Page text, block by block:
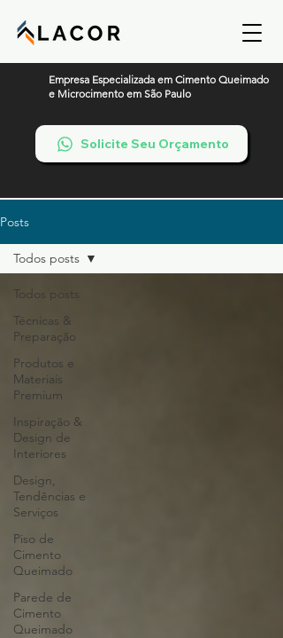
Empresa Especializada em Cimento Queimado
e Microcimento em São Paulo
Solicite Seu Orçamento
Posts
Todos posts
Técnicas &
Preparação
Produtos e
Materiais
Premium
Inspiração &
Design de
Interiores
Design,
Tendências e
Serviços
Piso de
Cimento
Queimado
Parede de
Cimento
Queimado
Todos posts